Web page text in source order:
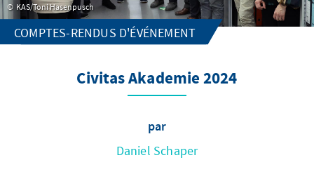
KAS/Toni Hasenpusch
COMPTES-RENDUS D'ÉVÉNEMENT
Civitas Akademie 2024
par
Daniel Schaper